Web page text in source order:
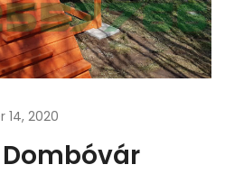
14, 2020